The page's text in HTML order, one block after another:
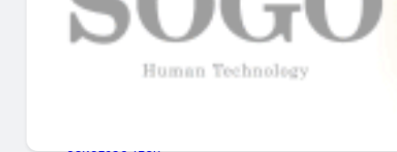
EMPRESAS
GUÍA DE COMPRA